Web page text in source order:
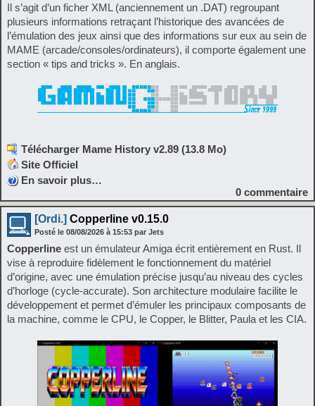
Il s’agit d’un ficher XML (anciennement un .DAT) regroupant
plusieurs informations retraçant l’historique des avancées de
l’émulation des jeux ainsi que des informations sur eux au sein de
MAME (arcade/consoles/ordinateurs), il comporte également une
section « tips and tricks ». En anglais.
Télécharger Mame History v2.89 (13.8 Mo)
Site Officiel
En savoir plus…
0 commentaire
[Ordi.] Copperline v0.15.0
Posté le 08/08/2026 à 15:53 par Jets
Copperline est un émulateur Amiga écrit entièrement en Rust. Il
vise à reproduire fidèlement le fonctionnement du matériel
d’origine, avec une émulation précise jusqu’au niveau des cycles
d’horloge (cycle-accurate). Son architecture modulaire facilite le
développement et permet d’émuler les principaux composants de
la machine, comme le CPU, le Copper, le Blitter, Paula et les CIA.